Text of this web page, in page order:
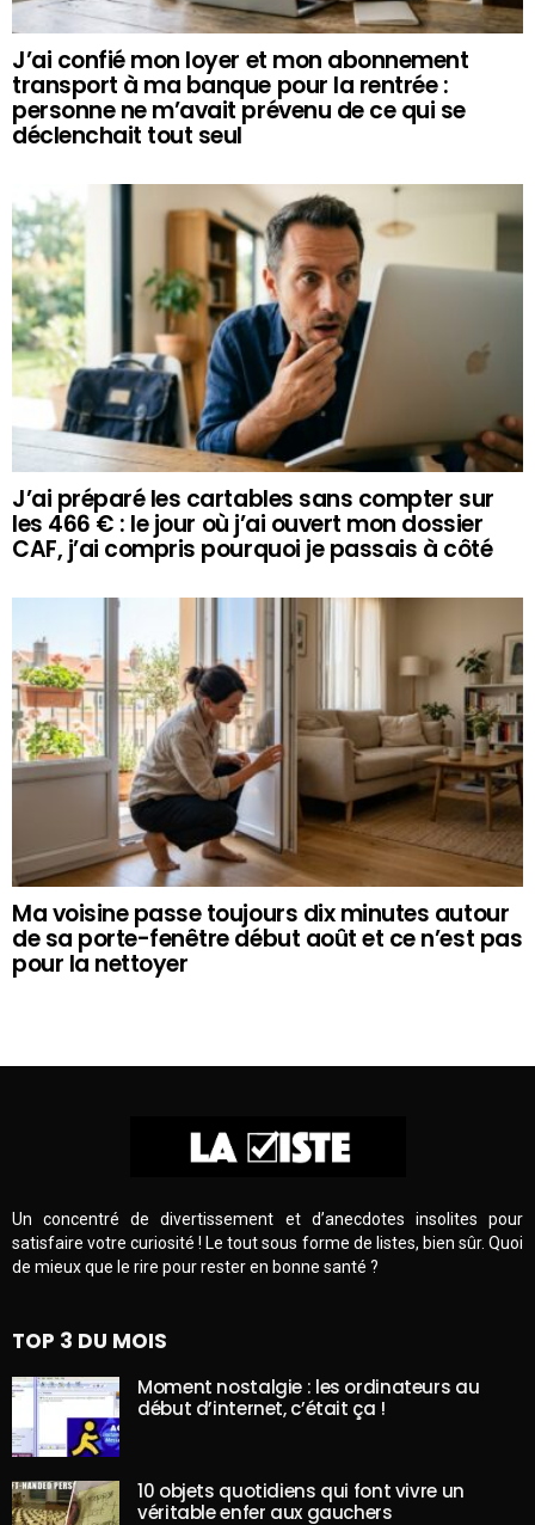
J’ai confié mon loyer et mon abonnement
transport à ma banque pour la rentrée :
personne ne m’avait prévenu de ce qui se
déclenchait tout seul
J’ai préparé les cartables sans compter sur
les 466 € : le jour où j’ai ouvert mon dossier
CAF, j’ai compris pourquoi je passais à côté
Ma voisine passe toujours dix minutes autour
de sa porte-fenêtre début août et ce n’est pas
pour la nettoyer
Un concentré de divertissement et d’anecdotes insolites pour
satisfaire votre curiosité ! Le tout sous forme de listes, bien sûr. Quoi
de mieux que le rire pour rester en bonne santé ?
TOP 3 DU MOIS
Moment nostalgie : les ordinateurs au
début d’internet, c’était ça !
10 objets quotidiens qui font vivre un
véritable enfer aux gauchers